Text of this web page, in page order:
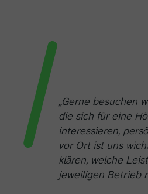
„Gerne besuchen
die sich für eine
interessieren,
vor Ort ist uns
klären, welche
jeweiligen Betrieb